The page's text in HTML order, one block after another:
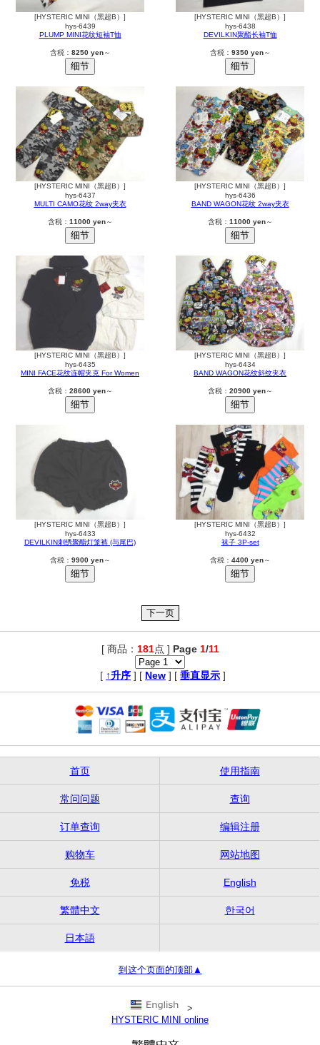
[HYSTERIC MINI（黑超B）]
hys-6439
PLUMP MINI花纹短袖T恤
含税： 8250 yen～
[HYSTERIC MINI（黑超B）]
hys-6438
DEVILKIN聚酯长袖T恤
含税： 9350 yen～
[HYSTERIC MINI（黑超B）]
hys-6437
MULTI CAMO花纹 2way夹衣
含税： 11000 yen～
[HYSTERIC MINI（黑超B）]
hys-6436
BAND WAGON花纹 2way夹衣
含税： 11000 yen～
[HYSTERIC MINI（黑超B）]
hys-6435
MINI FACE花纹连帽夹克 For Women
含税： 28600 yen～
[HYSTERIC MINI（黑超B）]
hys-6434
BAND WAGON花纹斜纹夹衣
含税： 20900 yen～
[HYSTERIC MINI（黑超B）]
hys-6433
DEVILKIN刺绣聚酯灯笼裤 (与尾巴)
含税： 9900 yen～
[HYSTERIC MINI（黑超B）]
hys-6432
袜子 3P-set
含税： 4400 yen～
[ 商品： 181点 ] Page 1/11
[ ↑升序 ] [ New ] [ 垂直显示 ]
首页 使用指南
常问问题 查询
订单查询 编辑注册
购物车 网站地图
免税 English
繁體中文 한국어
日本語
到这个页面的顶部▲
>
HYSTERIC MINI online